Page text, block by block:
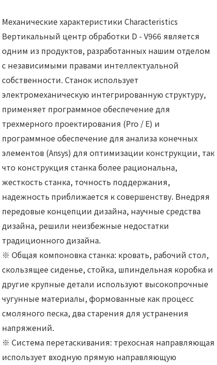
Механические характеристики Characteristics
Вертикальный центр обработки D - V966 является
одним из продуктов, разработанных нашим отделом
с независимыми правами интеллектуальной
собственности. Станок использует
электромеханическую интегрированную структуру,
применяет программное обеспечение для
трехмерного проектирования (Pro / E) и
программное обеспечение для анализа конечных
элементов (Ansys) для оптимизации конструкции, так
что конструкция станка более рациональна,
жесткость станка, точность поддержания,
надежность приближается к совершенству. Внедряя
передовые концепции дизайна, научные средства
дизайна, решили неизбежные недостатки
традиционного дизайна.
※ Общая компоновка станка: кровать, рабочий стол,
скользящее сиденье, стойка, шпиндельная коробка и
другие крупные детали используют высокопрочные
чугунные материалы, формованные как процесс
смоляного песка, два старения для устранения
напряжений.
※ Система перетаскивания: трехосная направляющая
использует входную прямую направляющую